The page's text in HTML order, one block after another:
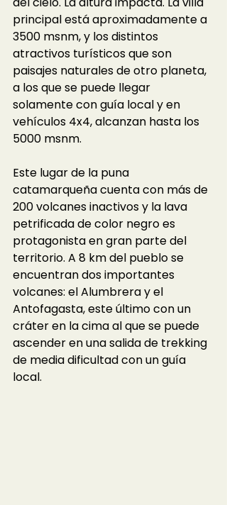
principal está aproximadamente a
3500 msnm, y los distintos
atractivos turísticos que son
paisajes naturales de otro planeta,
a los que se puede llegar
solamente con guía local y en
vehículos 4x4, alcanzan hasta los
5000 msnm.
Este lugar de la puna
catamarqueña cuenta con más de
200 volcanes inactivos y la lava
petrificada de color negro es
protagonista en gran parte del
territorio. A 8 km del pueblo se
encuentran dos importantes
volcanes: el Alumbrera y el
Antofagasta, este último con un
cráter en la cima al que se puede
ascender en una salida de trekking
de media dificultad con un guía
local.